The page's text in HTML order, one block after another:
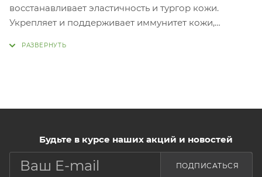
восстанавливает эластичность и тургор кожи.
Укрепляет и поддерживает иммунитет кожи,
увлажняет, смягчает и питает кожу, стимулирует
клетках, оказывает регенерирующее и очищающее
действие, облегчая удаление ороговевших клеток.
Ампула на основе чистого прополиса, также
Будьте в курсе наших акций и новостей
ПОДПИСАТЬСЯ